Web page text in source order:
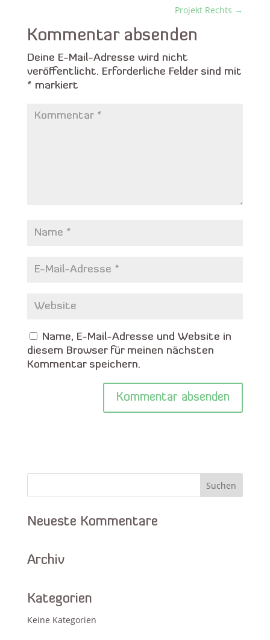
Projekt Rechts →
Kommentar absenden
Deine E-Mail-Adresse wird nicht
veröffentlicht. Erforderliche Felder sind mit
* markiert
Name, E-Mail-Adresse und Website in
diesem Browser für meinen nächsten
Kommentar speichern.
Neueste Kommentare
Archiv
Kategorien
Keine Kategorien